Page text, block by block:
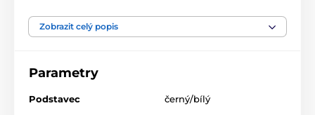
Produkt je zařazen v kategoriích
Zobrazit celý popis
Parametry
Podstavec černý/bílý